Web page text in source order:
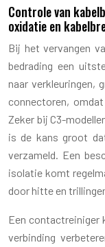
Controle van
oxidatie en
Bij het vervangen
bedrading een
naar verkleuringen,
connectoren,
Zeker bij C3-
is de kans groot
verzameld. Een
isolatie komt
door hitte en
Een contactreiniger
verbinding